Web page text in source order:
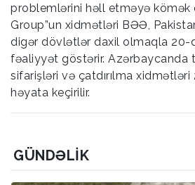
problemlərini həll etməyə kömək
Group”un xidmətləri BƏƏ,
digər dövlətlər daxil olmaqla 20-
fəaliyyət göstərir. Azərbaycanda
sifarişləri və çatdırılma
həyata keçirilir.
GÜNDƏLIK